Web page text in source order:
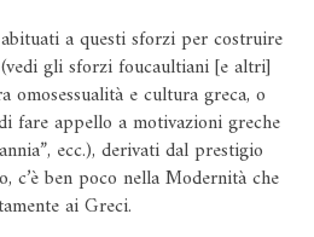
a questi sforzi per costruire
gli sforzi foucaultiani [e altri]
omosessualità e cultura greca, o
fare appello a motivazioni greche
ecc.), derivati ​​dal prestigio
c’è ben poco nella Modernità che
ai Greci.